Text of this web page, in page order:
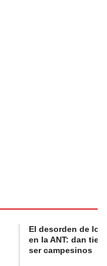
El desorden de
en la ANT: dan
ser campesinos